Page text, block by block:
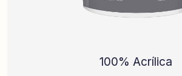
100% Acrílica